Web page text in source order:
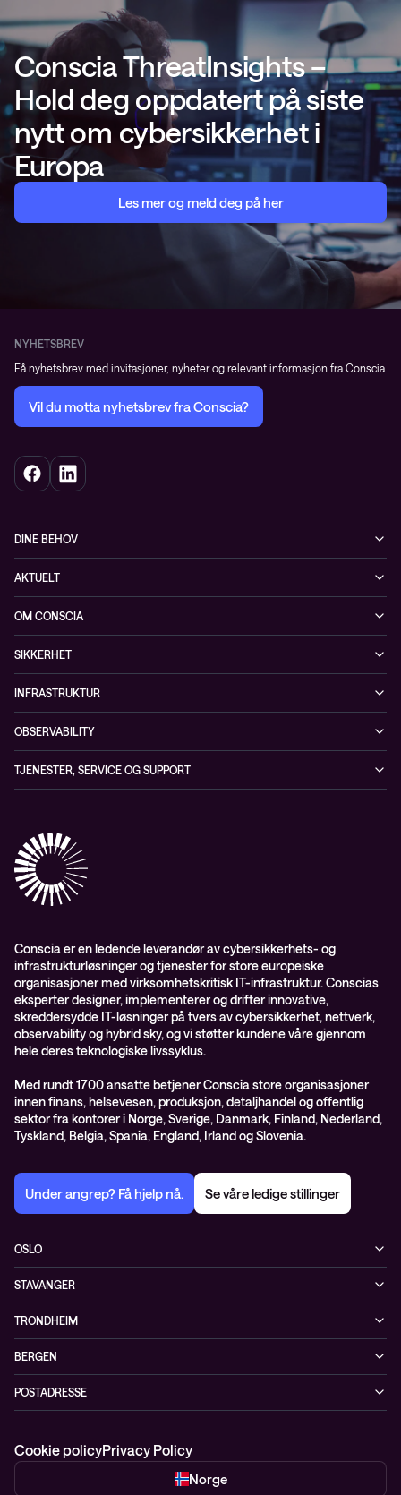
Conscia ThreatInsights –
Hold deg oppdatert på siste
nytt om cybersikkerhet i
Europa
Les mer og meld deg på her
NYHETSBREV
Få nyhetsbrev med invitasjoner, nyheter og relevant informasjon fra Conscia
Vil du motta nyhetsbrev fra Conscia?
DINE BEHOV
Sikkerhet
Observability
Tjenester, service og support
AKTUELT
Referanser
Whitepapers
Blogg
Nyheter
OM CONSCIA
Ansatte
Partnere
Presserom
Aktsomhetsvurdering
SIKKERHET
Sikkerhetsløsninger
Conscia ThreatInsights
INFRASTRUKTUR
Løsninger
OBSERVABILITY
TJENESTER, SERVICE OG SUPPORT
Conscia Education Services
Conscia er en ledende leverandør av cybersikkerhets- og
infrastrukturløsninger og tjenester for store europeiske
organisasjoner med virksomhetskritisk IT-infrastruktur. Conscias
eksperter designer, implementerer og drifter innovative,
skreddersydde IT-løsninger på tvers av cybersikkerhet, nettverk,
observability og hybrid sky, og vi støtter kundene våre gjennom
hele deres teknologiske livssyklus.
Med rundt 1700 ansatte betjener Conscia store organisasjoner
innen finans, helsevesen, produksjon, detaljhandel og offentlig
sektor fra kontorer i Norge, Sverige, Danmark, Finland, Nederland,
Tyskland, Belgia, Spania, England, Irland og Slovenia.
Under angrep? Få hjelp nå. Se våre ledige stillinger
OSLO
0185 Oslo
Norge
STAVANGER
4020 Stavanger
Norge
TRONDHEIM
7069 Trondheim
Norge
BERGEN
5014 Bergen
POSTADRESSE
Norge
Cookie policyPrivacy Policy
Norge